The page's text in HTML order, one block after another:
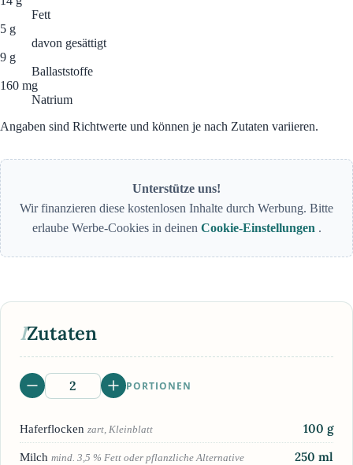
Fett
5 g
davon gesättigt
9 g
Ballaststoffe
160 mg
Natrium
Angaben sind Richtwerte und können je nach Zutaten variieren.
Unterstütze uns!
Wir finanzieren diese kostenlosen Inhalte durch Werbung. Bitte
erlaube Werbe-Cookies in deinen Cookie-Einstellungen .
IZutaten
PORTIONEN
Haferflocken zart, Kleinblatt 100 g
Milch mind. 3,5 % Fett oder pflanzliche Alternative 250 ml